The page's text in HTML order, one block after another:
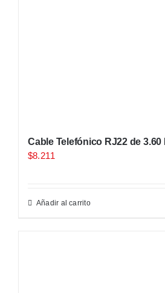
Cable Telefónico RJ22 de
$8.211
Añadir al carrito